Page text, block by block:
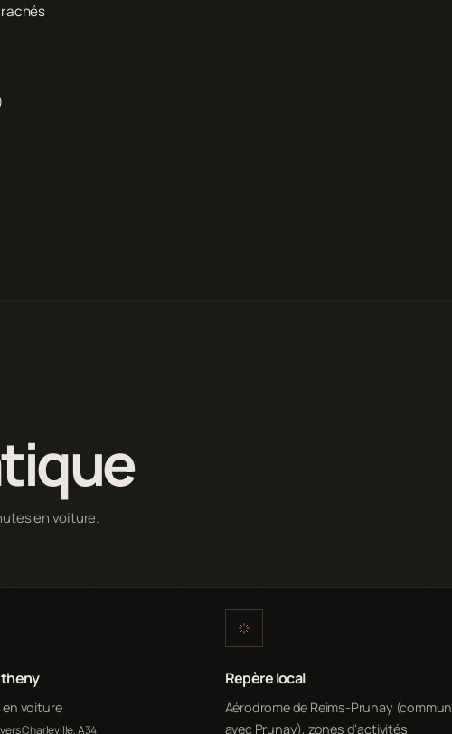
en voiture.
en voiture
Charleville, A34
Repère local
Aérodrome de Reims-Prunay (commun
avec Prunay), zones d'activités